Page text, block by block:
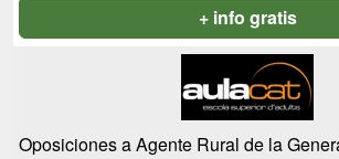
+ info gratis
Oposiciones a Agente Rural de la